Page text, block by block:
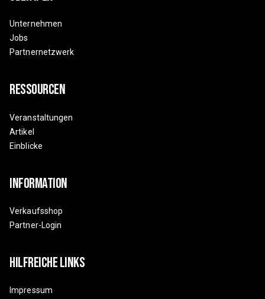
Unternehmen
Jobs
Partnernetzwerk
Ressourcen
Veranstaltungen
Artikel
Einblicke
Information
Verkaufsshop
Partner-Login
Hilfreiche Links
Impressum